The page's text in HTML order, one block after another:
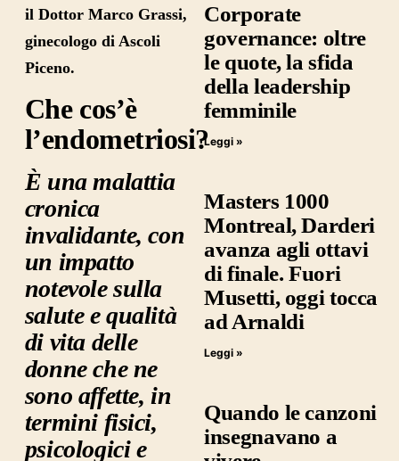
il Dottor Marco Grassi,
ginecologo di Ascoli
Piceno.
Che cos’è
l’endometriosi?
È una malattia
cronica
invalidante, con
un impatto
notevole sulla
salute e qualità
di vita delle
donne che ne
sono affette, in
termini fisici,
psicologici e
Corporate
governance: oltre
le quote, la sfida
della leadership
femminile
Leggi »
Masters 1000
Montreal, Darderi
avanza agli ottavi
di finale. Fuori
Musetti, oggi tocca
ad Arnaldi
Leggi »
Quando le canzoni
insegnavano a